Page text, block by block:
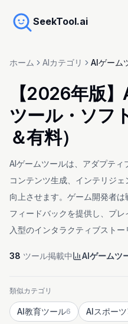
SeekTool.ai
ホーム AIカテゴリ AIゲーム
【2026年版
ツール・ソフ
＆有料）
AIゲームツールは、アダプテ
コンテンツ生成、インテリジ
向上させます。ゲーム開発者
フィードバックを提供し、プ
入型のインタラクティブストー
38 ツール掲載中 AIゲームツ
類似カテゴリ
AI教育ツール6 AIスポーツ